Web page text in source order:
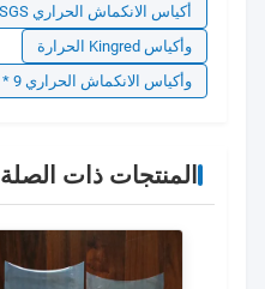
أكياس الانكماش الحراري SGS للدواجن
وأكياس Kingred الحرارة
وأكياس الانكماش الحراري 9 * 15 بوصة
المنتجات ذات الصلة